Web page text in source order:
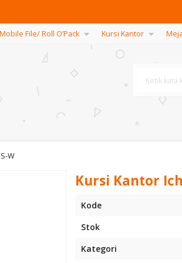
Mobile File/ Roll O’Pack Kursi Kantor
W
Kursi Kantor
Kode
Stok
Kategori